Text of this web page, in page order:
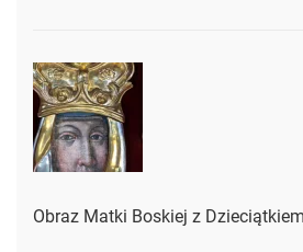
Obraz Matki Boskiej z